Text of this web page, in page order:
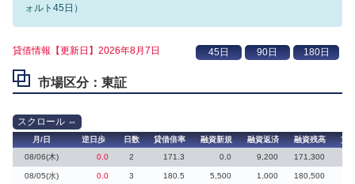
ォルト45日）
貸借情報【更新日】2026年8月7日
市場区分：東証
月/日 逆日歩 日数 貸借倍率 融資新規 融資返済 融資残高
貸
08/06(木)
0.0 2 171.3 0.0 9,200 171,300
08/05(水) 0.0 3 180.5 5,500 1,000 180,500